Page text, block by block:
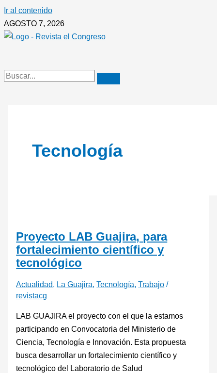
Ir al contenido
AGOSTO 7, 2026
Tecnología
Proyecto LAB Guajira, para
fortalecimiento científico y
tecnológico
Actualidad, La Guajira,Tecnología,Trabajo /
revistacg
LAB GUAJIRA el proyecto con el que la estamos
participando en Convocatoria del Ministerio de
Ciencia, Tecnología e Innovación. Esta propuesta
busca desarrollar un fortalecimiento científico y
tecnológico del Laboratorio de Salud